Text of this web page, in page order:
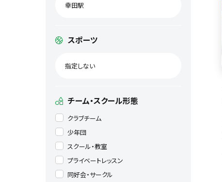
幸田駅
スポーツ
指定しない
チーム・スクール形態
クラブチーム
少年団
スクール・教室
プライベートレッスン
同好会・サークル